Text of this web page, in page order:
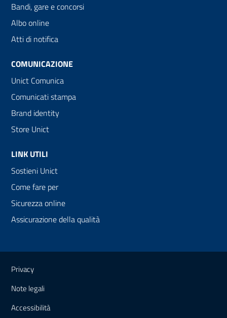
Bandi, gare e concorsi
Albo online
Atti di notifica
COMUNICAZIONE
Unict Comunica
Comunicati stampa
Brand identity
Store Unict
LINK UTILI
Sostieni Unict
Come fare per
Sicurezza online
Assicurazione della qualità
Link e informazioni utili
Privacy
Note legali
Accessibilità